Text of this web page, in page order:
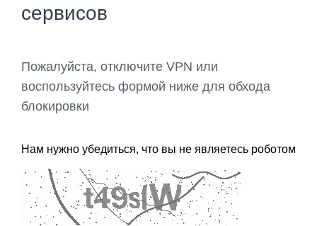
сервисов
Пожалуйста, отключите VPN или
воспользуйтесь формой ниже для обхода
блокировки
Нам нужно убедиться, что вы не являетесь роботом